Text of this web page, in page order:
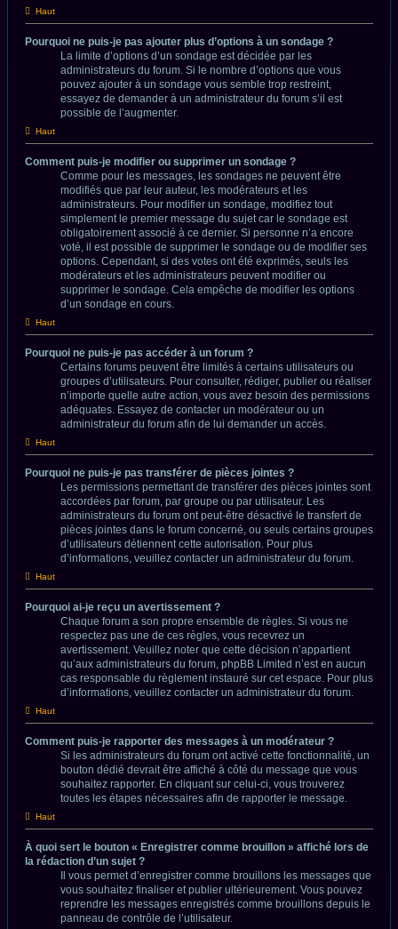
Haut
Pourquoi ne puis-je pas ajouter plus d’options à un sondage ?
La limite d’options d’un sondage est décidée par les
administrateurs du forum. Si le nombre d’options que vous
pouvez ajouter à un sondage vous semble trop restreint,
essayez de demander à un administrateur du forum s’il est
possible de l’augmenter.
Haut
Comment puis-je modifier ou supprimer un sondage ?
Comme pour les messages, les sondages ne peuvent être
modifiés que par leur auteur, les modérateurs et les
administrateurs. Pour modifier un sondage, modifiez tout
simplement le premier message du sujet car le sondage est
obligatoirement associé à ce dernier. Si personne n’a encore
voté, il est possible de supprimer le sondage ou de modifier ses
options. Cependant, si des votes ont été exprimés, seuls les
modérateurs et les administrateurs peuvent modifier ou
supprimer le sondage. Cela empêche de modifier les options
d’un sondage en cours.
Haut
Pourquoi ne puis-je pas accéder à un forum ?
Certains forums peuvent être limités à certains utilisateurs ou
groupes d’utilisateurs. Pour consulter, rédiger, publier ou réaliser
n’importe quelle autre action, vous avez besoin des permissions
adéquates. Essayez de contacter un modérateur ou un
administrateur du forum afin de lui demander un accès.
Haut
Pourquoi ne puis-je pas transférer de pièces jointes ?
Les permissions permettant de transférer des pièces jointes sont
accordées par forum, par groupe ou par utilisateur. Les
administrateurs du forum ont peut-être désactivé le transfert de
pièces jointes dans le forum concerné, ou seuls certains groupes
d’utilisateurs détiennent cette autorisation. Pour plus
d’informations, veuillez contacter un administrateur du forum.
Haut
Pourquoi ai-je reçu un avertissement ?
Chaque forum a son propre ensemble de règles. Si vous ne
respectez pas une de ces règles, vous recevrez un
avertissement. Veuillez noter que cette décision n’appartient
qu’aux administrateurs du forum, phpBB Limited n’est en aucun
cas responsable du règlement instauré sur cet espace. Pour plus
d’informations, veuillez contacter un administrateur du forum.
Haut
Comment puis-je rapporter des messages à un modérateur ?
Si les administrateurs du forum ont activé cette fonctionnalité, un
bouton dédié devrait être affiché à côté du message que vous
souhaitez rapporter. En cliquant sur celui-ci, vous trouverez
toutes les étapes nécessaires afin de rapporter le message.
Haut
À quoi sert le bouton « Enregistrer comme brouillon » affiché lors de
la rédaction d’un sujet ?
Il vous permet d’enregistrer comme brouillons les messages que
vous souhaitez finaliser et publier ultérieurement. Vous pouvez
reprendre les messages enregistrés comme brouillons depuis le
panneau de contrôle de l’utilisateur.